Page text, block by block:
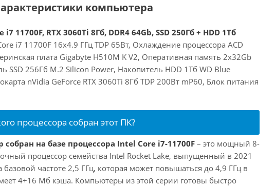
компьютера
11700F, RTX 3060Ti 8Гб, DDR4 64Gb, SSD 250Гб + HDD 1Тб
i7 11700F 16x4.9 ГГц TDP 65Вт, Охлаждение процессора ACD
плата Gigabyte H510M K V2, Оперативная память 2x32Gb
SSD 256Гб M.2 Silicon Power, Накопитель HDD 1Тб WD Blue
nVidia GeForce RTX 3060Ti 8Гб TDP 200Вт mP60, Блок питания
процессора собран этот ПК?
собран на базе процессора Intel Core i7-11700F – это мощный 8-
процессор семейства Intel Rocket Lake, выпущенный в 2021
базовой частоте 2,5 ГГц, которая может повышаться до 4,9 ГГц в
4+16 Мб кэша. Компьютеры из этой серии готовы быстро